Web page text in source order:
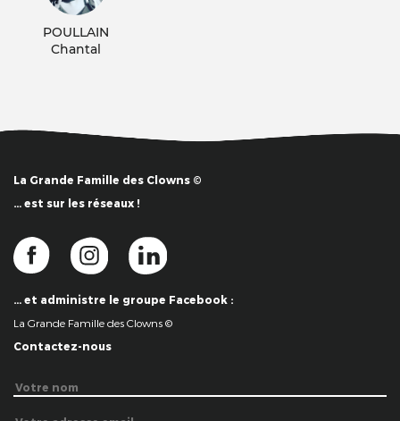
POULLAIN
Chantal
La Grande Famille des Clowns ©
… est sur les réseaux !
… et administre le groupe Facebook :
La Grande Famille des Clowns ©
Contactez-nous